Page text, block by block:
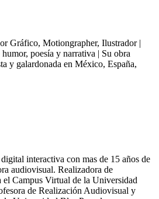
Gráfico, Motiongrapher, Ilustrador |
poesía y narrativa | Su obra
y galardonada en México, España,
interactiva con mas de 15 años de
audiovisual. Realizadora de
el Campus Virtual de la Universidad
de Realización Audiovisual y